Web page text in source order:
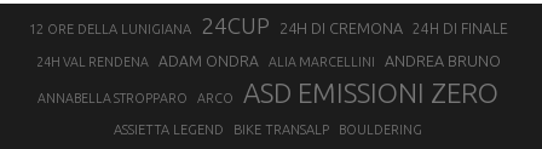
12 ORE DELLA LUNIGIANA 24CUP 24H DI CREMONA 24H DI FINALE
24H VAL RENDENA ADAM ONDRA ALIA MARCELLINI ANDREA BRUNO
ANNABELLA STROPPARO ARCO ASD EMISSIONI ZERO
ASSIETTA LEGEND BIKE TRANSALP BOULDERING